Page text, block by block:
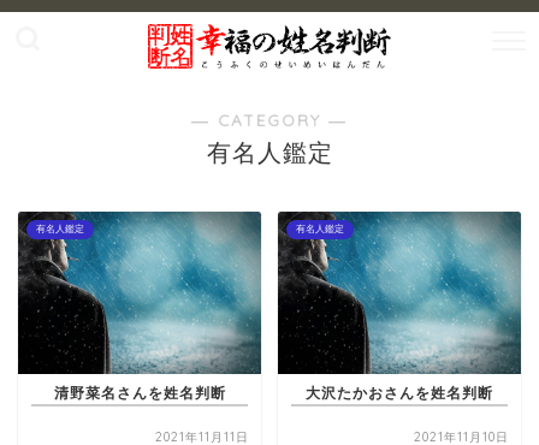
― CATEGORY ―
有名人鑑定
有名人鑑定
清野菜名さんを姓名判断
2021年11月11日
有名人鑑定
大沢たかおさんを姓名判断
2021年11月10日